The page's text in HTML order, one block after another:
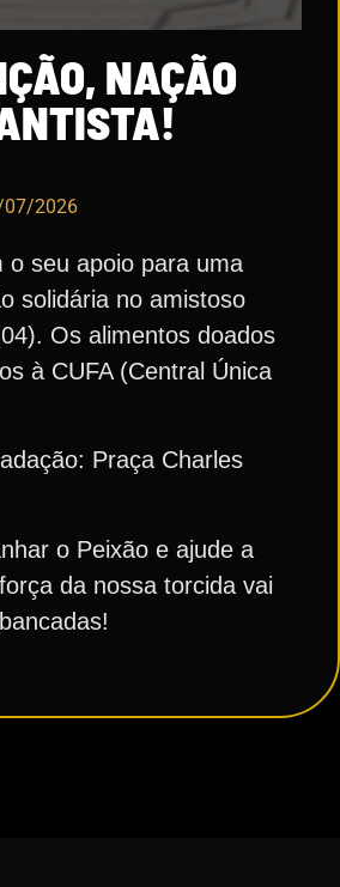
NAÇÃO
07/2026
o seu apoio para uma
solidária no amistoso
Os alimentos doados
à CUFA (Central Única
Praça Charles
o Peixão e ajude a
da nossa torcida vai